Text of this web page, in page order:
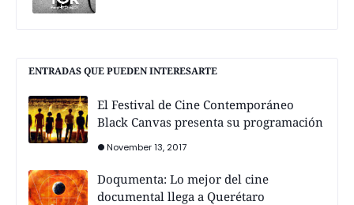
ENTRADAS QUE PUEDEN INTERESARTE
El Festival de Cine Contemporáneo
Black Canvas presenta su programación
November 13, 2017
Doqumenta: Lo mejor del cine
documental llega a Querétaro